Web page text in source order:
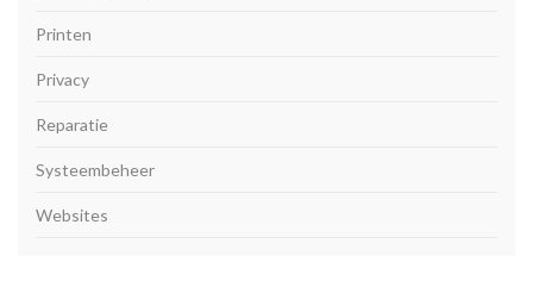
Printen
Privacy
Reparatie
Systeembeheer
Websites